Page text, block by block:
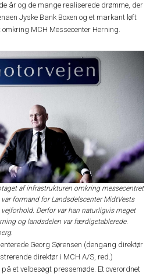
år og de mange realiserede drømme, der
Jyske Bank Boxen og et markant løft
MCH Messecenter Herning.
af infrastrukturen omkring messecentret
var formand for Landsdelscenter MidtVests
Derfor var han naturligvis meget
og landsdelen var færdigetablerede.
Georg Sørensen (dengang direktør
direktør i MCH A/S, red.)
et velbesøgt pressemøde. Et overordnet